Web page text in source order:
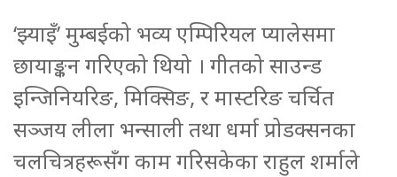
‘झ्याइँ’ मुम्बईको भव्य एम्पिरियल प्यालेसमा
छायाङ्कन गरिएको थियो । गीतको साउन्ड
इन्जिनियरिङ, मिक्सिङ, र मास्टरिङ चर्चित
सञ्जय लीला भन्साली तथा धर्मा प्रोडक्सनका
चलचित्रहरूसँग काम गरिसकेका राहुल शर्माले